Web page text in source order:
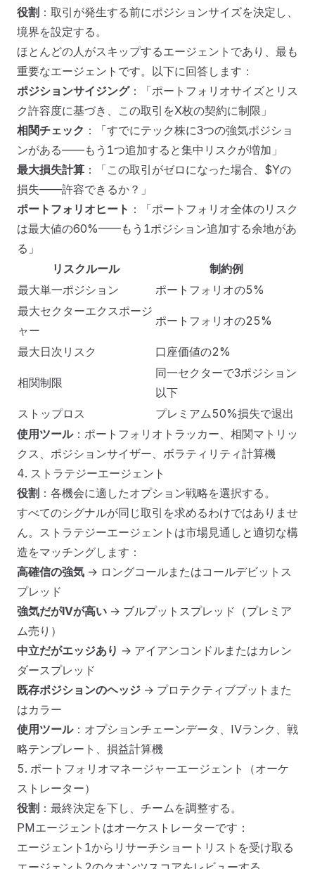
役割 ：取引が発生する前にポジションサイズを決定し、
境界を設定する。
ほとんどの人がスキップするエージェントであり、最も
重要なエージェントです。以下に回答します：
ポジションサイジング：「ポートフォリオサイズとリス
ク許容度に基づき、この取引をX枚の契約に制限」
相関チェック ：「すでにテック株に3つの強気ポジショ
ンがある——もう1つ追加すると集中リスクが増加」
最大損失計算 ：「この取引がゼロになった場合、$Yの
損失——許容できるか？」
ポートフォリオヒート ：「ポートフォリオ全体のリスク
は最大値の60%——もう1ポジション追加する余地があ
る」
リスクルール
制約例
最大単一ポジション
ポートフォリオの5%
最大セクターエクスポージ
ャー
ポートフォリオの25%
最大日次リスク 口座価値の2%
相関制限
同一セクターで3ポジション
以下
ストップロス
プレミアム50%損失で退出
使用ツール：ポートフォリオトラッカー、相関マトリッ
クス、ポジションサイザー、ボラティリティ計算機
4. ストラテジーエージェント
役割 ：各機会に適したオプション戦略を選択する。
すべてのシグナルが同じ取引を求めるわけではありませ
ん。ストラテジーエージェントは市場見通しと適切な構
造をマッチングします：
高確信の強気 → ロングコールまたはコールデビットス
プレッド
強気だがIVが高い → ブルプットスプレッド（プレミア
ム売り）
中立だがエッジあり → アイアンコンドルまたはカレン
ダースプレッド
既存ポジションのヘッジ → プロテクティブプットまた
はカラー
使用ツール：オプションチェーンデータ、IVランク、戦
略テンプレート、損益計算機
5. ポートフォリオマネージャーエージェント（オーケ
ストレーター）
役割 ：最終決定を下し、チームを調整する。
PMエージェントはオーケストレーターです：
エージェント1からリサーチショートリストを受け取る